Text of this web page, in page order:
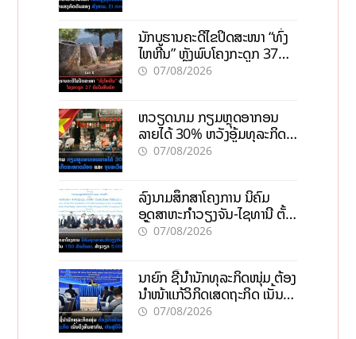
ນັກບູຮານຄະດີໄຂປິດສະໜາ “ທົ່ງ
ໄຫຫີນ” ຫຼັງພົບໂຄງກະດູກ 37
ຄົນໃນຫີນຍັກ
07/08/2026
ຫວຽດນາມ ກຽມຫຼຸດອາກອນ
ລາຍໄດ້ 30% ຫວັງອູ້ມທຸລະກິດ
ຂະໜາດນ້ອຍ ແລະ ຈຸນລະ
07/08/2026
ລົງນາມສຶກສາໂຄງການ ນິຄົມ
ອຸດສາຫະກຳວຽງຈັນ-ໄຊທານີ ຕັ້ງ
ເປົ້າດຶງທຶນ 150 ລ້ານໂດລາ, ສ້າງ
07/08/2026
ນາຍົກ ຊີ້ນຳນັກທຸລະກິດໜຸ່ມ ຕ້ອງ
ນຳໜ້າແກ້ວິກິດເສດຖະກິດ ເນັ້ນດຶງ
ທຶນສາກົນ, ຫັນສູ່ດິຈິຕອນ
07/08/2026